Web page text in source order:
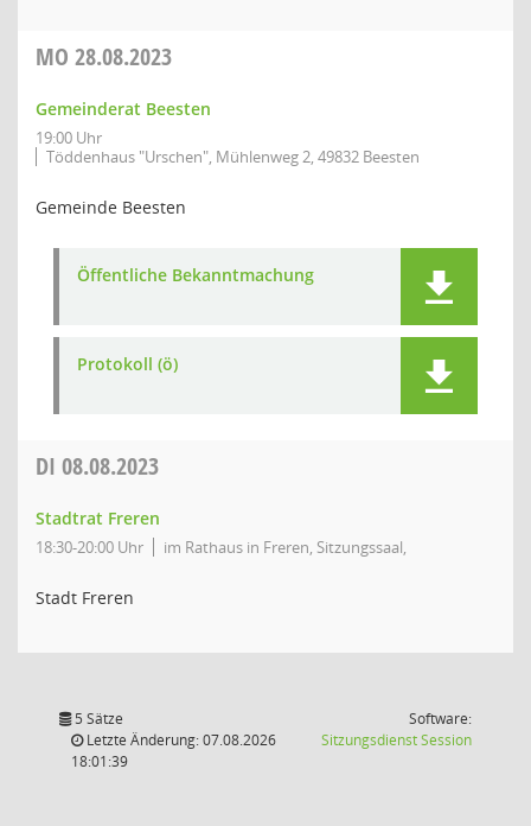
MO 28.08.2023
Gemeinderat Beesten
19:00 Uhr
Töddenhaus "Urschen", Mühlenweg 2, 49832 Beesten
Gemeinde Beesten
Öffentliche Bekanntmachung
Protokoll (ö)
DI 08.08.2023
Stadtrat Freren
18:30-20:00 Uhr im Rathaus in Freren, Sitzungssaal,
Stadt Freren
5 Sätze
Letzte Änderung: 07.08.2026
18:01:39
Software:
SitzungsdienstSession(Wird in